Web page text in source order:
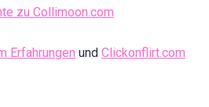
zu Collimoon.com
Erfahrungen und Clickonflirt.com